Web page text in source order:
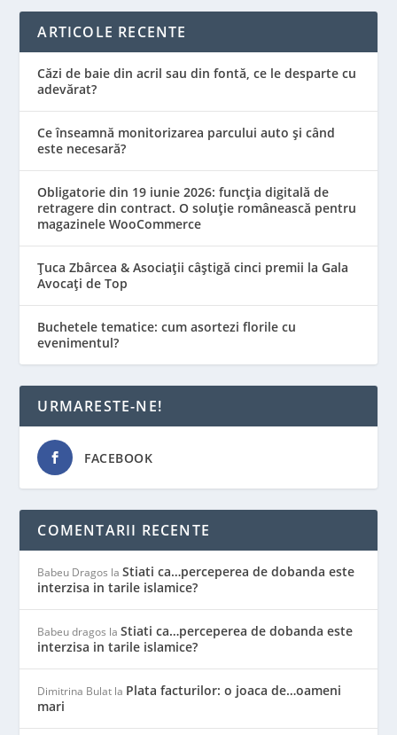
ARTICOLE RECENTE
Căzi de baie din acril sau din fontă, ce le desparte cu
adevărat?
Ce înseamnă monitorizarea parcului auto și când
este necesară?
Obligatorie din 19 iunie 2026: funcția digitală de
retragere din contract. O soluție românească pentru
magazinele WooCommerce
Țuca Zbârcea & Asociații câștigă cinci premii la Gala
Avocați de Top
Buchetele tematice: cum asortezi florile cu
evenimentul?
URMARESTE-NE!
FACEBOOK
COMENTARII RECENTE
Babeu Dragos laStiati ca…perceperea de dobanda este
interzisa in tarile islamice?
Babeu dragos laStiati ca…perceperea de dobanda este
interzisa in tarile islamice?
Dimitrina Bulat la Plata facturilor: o joaca de…oameni
mari